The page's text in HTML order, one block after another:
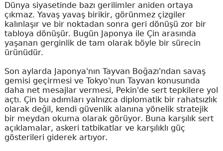
Dünya siyasetinde bazı gerilimler aniden ortaya
çıkmaz. Yavaş yavaş birikir, görünmez çizgiler
kalınlaşır ve bir noktadan sonra geri dönüşü zor bir
tabloya dönüşür. Bugün Japonya ile Çin arasında
yaşanan gerginlik de tam olarak böyle bir sürecin
ürünüdür.
Son aylarda Japonya'nın Tayvan Boğazı'ndan savaş
gemisi geçirmesi ve Tokyo'nun Tayvan konusunda
daha net mesajlar vermesi, Pekin'de sert tepkilere yol
açtı. Çin bu adımları yalnızca diplomatik bir rahatsızlık
olarak değil, kendi güvenlik alanına yönelik stratejik
bir meydan okuma olarak görüyor. Buna karşılık sert
açıklamalar, askeri tatbikatlar ve karşılıklı güç
gösterileri giderek artıyor.